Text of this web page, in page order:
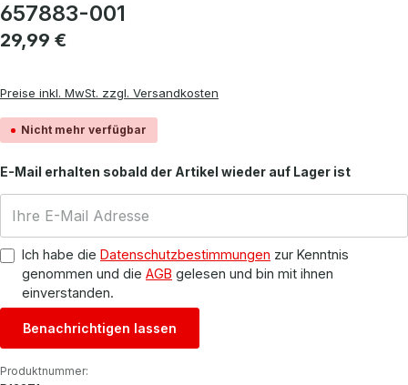
657883-001
Regulärer Preis:
29,99 €
Preise inkl. MwSt. zzgl. Versandkosten
Nicht mehr verfügbar
E-Mail erhalten sobald der Artikel wieder auf Lager ist
Ich habe die Datenschutzbestimmungen zur Kenntnis
genommen und die AGB gelesen und bin mit ihnen
einverstanden.
Benachrichtigen lassen
Produktnummer: